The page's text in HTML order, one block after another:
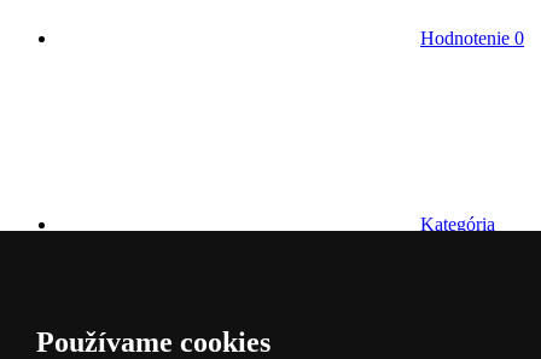
Hodnotenie 0
Kategória
Používame cookies